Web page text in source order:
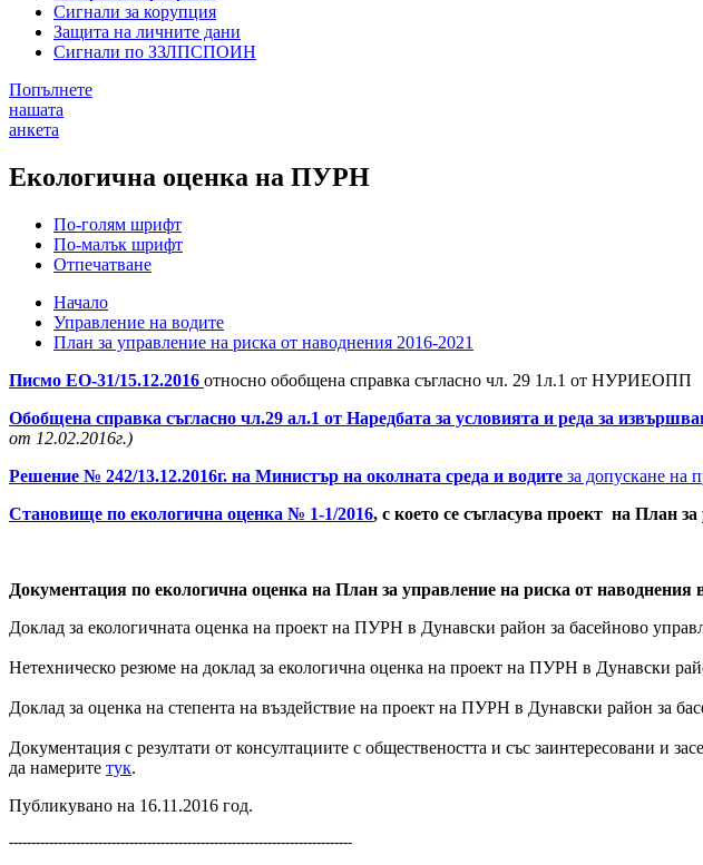
Сигнали за корупция
Защита на личните дани
Сигнали по ЗЗЛПСПОИН
Попълнете
нашата
анкета
Екологична оценка на ПУРН
По-голям шрифт
По-малък шрифт
Отпечатване
Начало
Управление на водите
План за управление на риска от наводнения 2016-2021
Писмо ЕО-31/15.12.2016 относно обобщена справка съгласно чл. 29 1л.1 от НУРИЕОПП
Обобщена справка съгласно чл.29 ал.1 от Наредбата за условията и реда за
от 12.02.2016г.)
Решение № 242/13.12.2016г. на Министър на околната среда и водите за допускане на
Становище по екологична оценка № 1-1/2016, с което се съгласува проект на План
Документация по екологична оценка на План за управление на риска от
Доклад за екологичната оценка на проект на ПУРН в Дунавски район за басейново
Нетехническо резюме на доклад за екологична оценка на проект на ПУРН в Дунавски
Доклад за оценка на степента на въздействие на проект на ПУРН в Дунавски район за
Документация с резултати от консултациите с обществеността и със заинтересовани и
да намерите тук.
Публикувано на 16.11.2016 год.
-----------------------------------------------------------------------------